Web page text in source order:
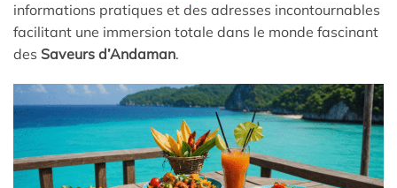
informations pratiques et des adresses incontournables
facilitant une immersion totale dans le monde fascinant
des Saveurs d’Andaman.